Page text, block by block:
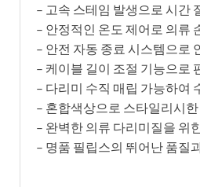
– 고속 스테임 발생으로 시간
– 안정적인 온도 제어로 의류
– 안전 자동 종료 시스템으로
– 케이블 길이 조절 기능으로
– 다리미 수직 매립 가능하여
– 혼합색상으로 스타일리시
– 완벽한 의류 다리미질을 위
– 명품 필립스의 뛰어난 품질